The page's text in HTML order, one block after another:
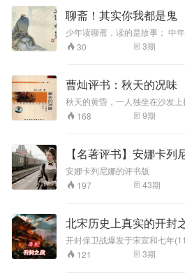
好使的秀才碰上了一个实习的神
玩的故事 您喜欢评书的话跟我们
晚九点十分开书，想听现场版的
入思箜阁传统曲艺社qq官方群号
让你体验现场评书的魅力每周五
聊斋！其实你我都是鬼
少年读聊斋，读的是故事； 中年
道理； 老年读聊斋，读的是韵
故事，听我慢慢讲来。
30 3期
曹灿评书：秋天的况味
秋天的黄昏，一人独坐在沙发上
灰之下露出红光，微微透露出暖
便跟着那蓝烟缭绕而上，一样的
168 9期
【名著评书】安娜卡列
安娜卡列尼娜的评书版
197
43期
北宋历史上真实的开封
开封保卫战爆发于宋宣和七年
宋军民为保卫都城东京与金兵进
役。宋钦宗志向满满的认为金军
121 3期